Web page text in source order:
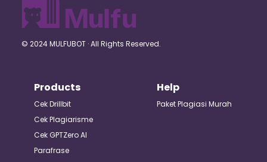
© 2024 MULFUBOT · All Rights Reserved.
Products
Cek Drillbit
Cek Plagiarisme
Cek GPTZero AI
Parafrase
Help
Paket Plagiasi Murah